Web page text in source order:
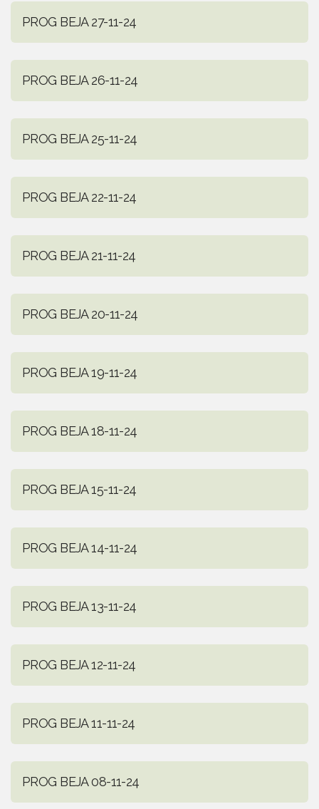
PROG BEJA 27-11-24
PROG BEJA 26-11-24
PROG BEJA 25-11-24
PROG BEJA 22-11-24
PROG BEJA 21-11-24
PROG BEJA 20-11-24
PROG BEJA 19-11-24
PROG BEJA 18-11-24
PROG BEJA 15-11-24
PROG BEJA 14-11-24
PROG BEJA 13-11-24
PROG BEJA 12-11-24
PROG BEJA 11-11-24
PROG BEJA 08-11-24